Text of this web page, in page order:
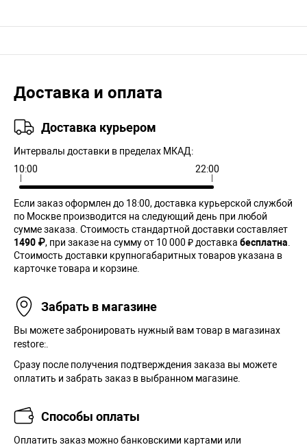
Доставка и оплата
Доставка курьером
Интервалы доставки в пределах МКАД:
10:00
22:00
Если заказ оформлен до 18:00, доставка курьерской службой
по Москве производится на следующий день при любой
сумме заказа. Cтоимость стандартной доставки составляет
1490 ₽, при заказе на сумму от 10 000 ₽ доставка бесплатна.
Стоимость доставки крупногабаритных товаров указана в
карточке товара и корзине.
Забрать в магазине
Вы можете забронировать нужный вам товар в магазинах
restore:.
Сразу после получения подтверждения заказа вы можете
оплатить и забрать заказ в выбранном магазине.
Способы оплаты
Оплатить заказ можно банковскими картами или